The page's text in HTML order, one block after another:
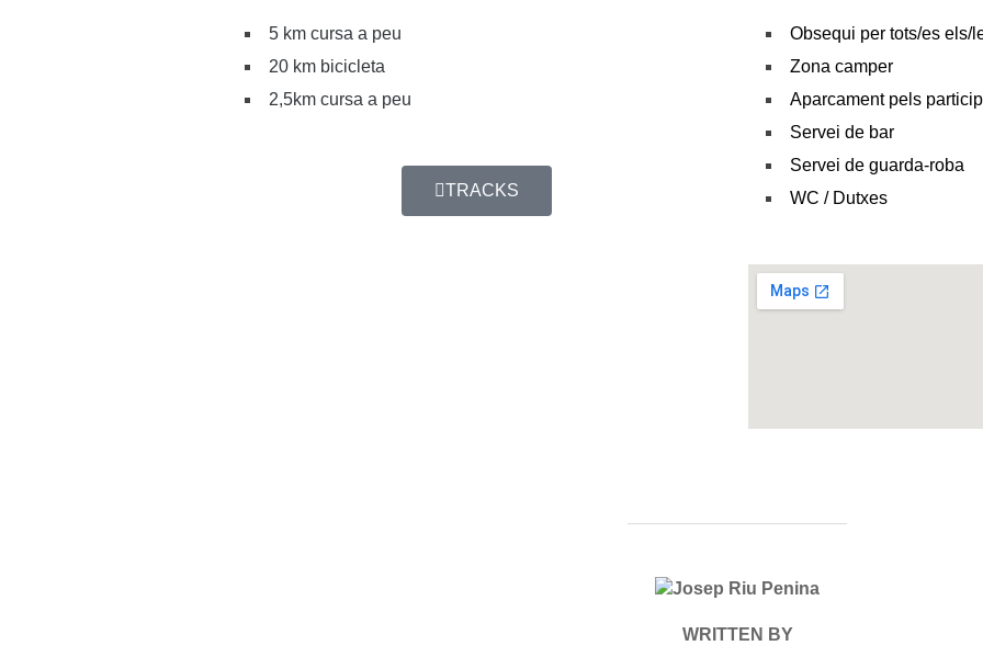
5 km cursa a peu
20 km bicicleta
2,5km cursa a peu
TRACKS
Obsequi per tots/es els/
Zona camper
Aparcament pels
Servei de bar
Servei de guarda-roba
WC / Dutxes
POST AUTHOR
WRITTEN BY